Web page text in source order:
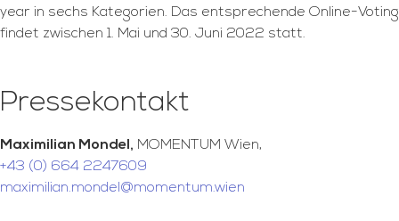
year in sechs Kategorien. Das entsprechende Online-Voting
findet zwischen 1. Mai und 30. Juni 2022 statt.
Pressekontakt
Maximilian Mondel, MOMENTUM Wien,
+43 (0) 664 2247609
maximilian.mondel@momentum.wien